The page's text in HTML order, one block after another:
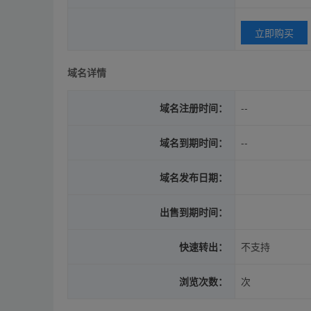
立即购买
域名详情
域名注册时间： --
域名到期时间： --
域名发布日期：
出售到期时间：
快速转出： 不支持
浏览次数： 次